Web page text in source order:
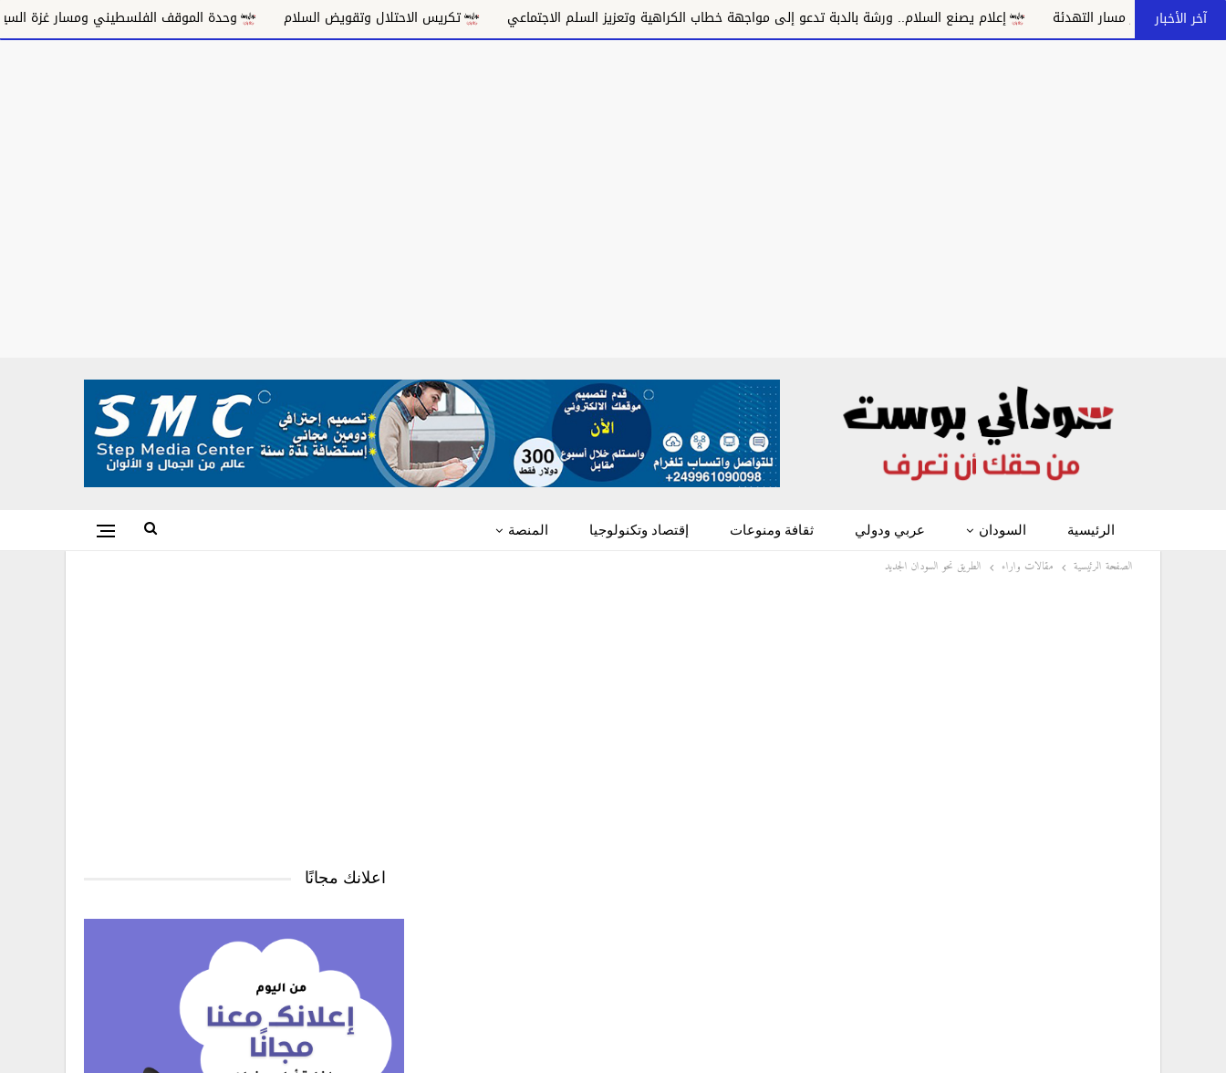
آخر الأخبار
التهدئة إعلام يصنع السلام.. ورشة بالدبة تدعو إلى مواجهة خطاب الكراهية وتعزيز السلم الاجتماعي تكريس الاحتلال وتقويض السلام وحدة الموقف الفلسطيني ومسار غزة السياسي
الرئيسية السودان عربي ودولي ثقافة ومنوعات إقتصاد وتكنولوجيا المنصة
الصفحة الرئيسية مقالات واراء الطريق نحو السودان الجديد
اعلانك مجانًا